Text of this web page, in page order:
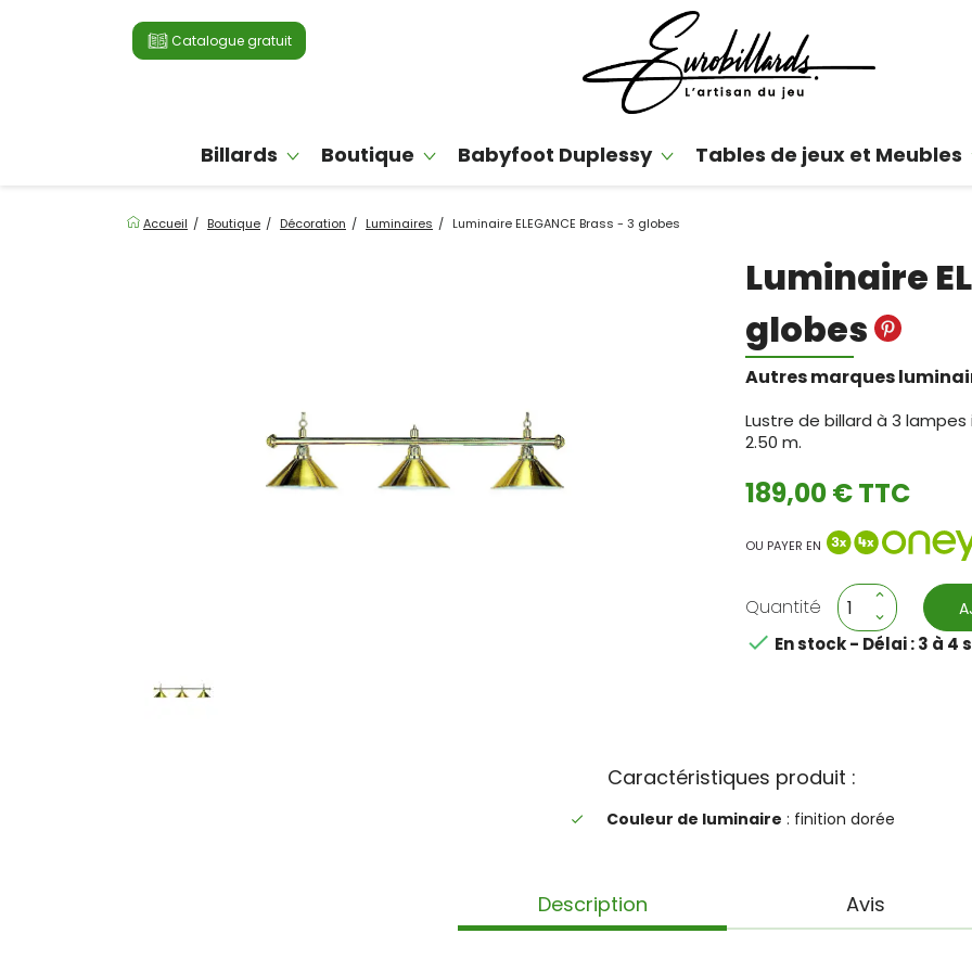
Catalogue gratuit
Billards Boutique Babyfoot Duplessy Tables de jeux et Meubles
Accueil Boutique Décoration Luminaires Luminaire ELEGANCE Brass - 3 globes
Luminaire
globes
Autres marques
Lustre de billard à 3
2.50 m.
189,00 € TTC
OU PAYER EN
Quantité
 En stock - Délai : 3 à 4
Caractéristiques produit :
done Couleur de luminaire : finition dorée
Description Avis